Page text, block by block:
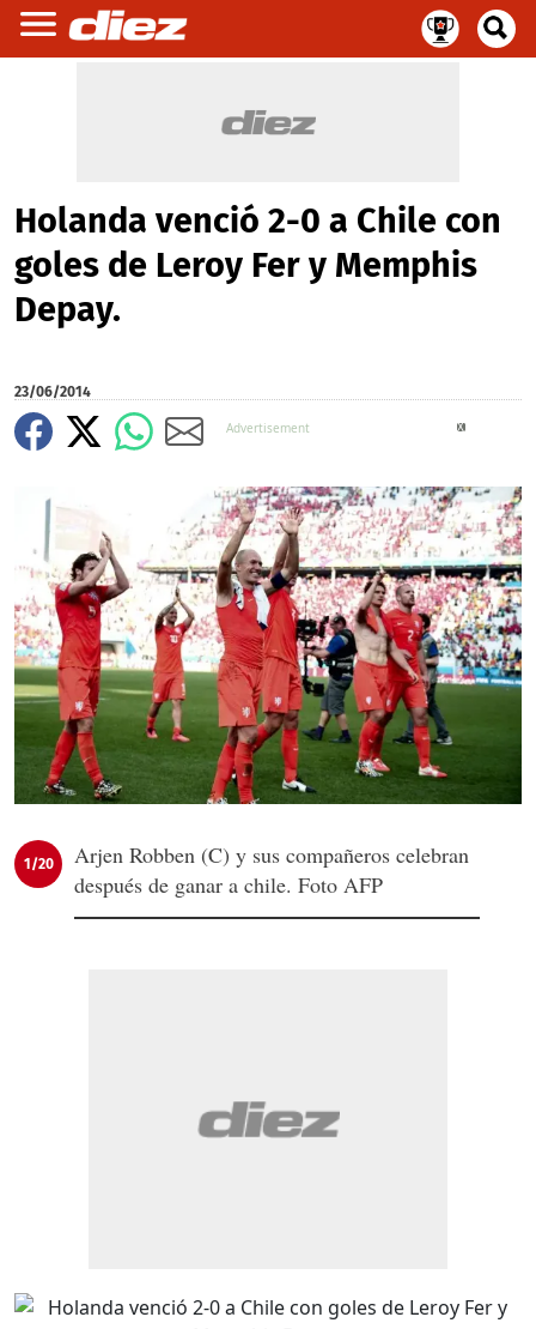
Holanda venció 2-0 a Chile con
goles de Leroy Fer y Memphis
Depay.
23/06/2014
1/20
Arjen Robben (C) y sus compañeros celebran
después de ganar a chile. Foto AFP
X